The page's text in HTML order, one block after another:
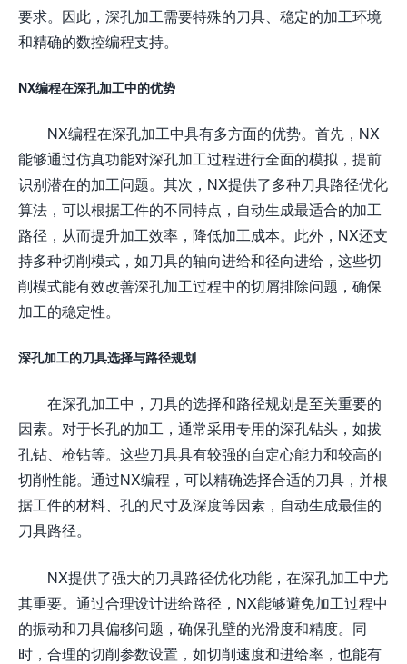
要求。因此，深孔加工需要特殊的刀具、稳定的加工环境
和精确的数控编程支持。
NX编程在深孔加工中的优势
NX编程在深孔加工中具有多方面的优势。首先，NX
能够通过仿真功能对深孔加工过程进行全面的模拟，提前
识别潜在的加工问题。其次，NX提供了多种刀具路径优化
算法，可以根据工件的不同特点，自动生成最适合的加工
路径，从而提升加工效率，降低加工成本。此外，NX还支
持多种切削模式，如刀具的轴向进给和径向进给，这些切
削模式能有效改善深孔加工过程中的切屑排除问题，确保
加工的稳定性。
深孔加工的刀具选择与路径规划
在深孔加工中，刀具的选择和路径规划是至关重要的
因素。对于长孔的加工，通常采用专用的深孔钻头，如拔
孔钻、枪钻等。这些刀具具有较强的自定心能力和较高的
切削性能。通过NX编程，可以精确选择合适的刀具，并根
据工件的材料、孔的尺寸及深度等因素，自动生成最佳的
刀具路径。
NX提供了强大的刀具路径优化功能，在深孔加工中尤
其重要。通过合理设计进给路径，NX能够避免加工过程中
的振动和刀具偏移问题，确保孔壁的光滑度和精度。同
时，合理的切削参数设置，如切削速度和进给率，也能有